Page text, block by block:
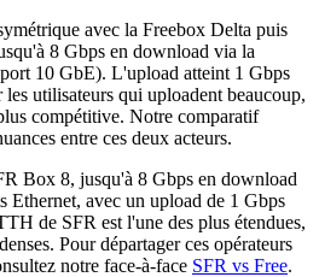
avec la Freebox Delta puis
8 Gbps en download via la
10 GbE). L'upload atteint 1 Gbps
utilisateurs qui uploadent beaucoup,
compétitive. Notre comparatif
entre ces deux acteurs.
Box 8, jusqu'à 8 Gbps en download
Ethernet, avec un upload de 1 Gbps
de SFR est l'une des plus étendues,
Pour départager ces opérateurs
notre face-à-face SFR vs Free.